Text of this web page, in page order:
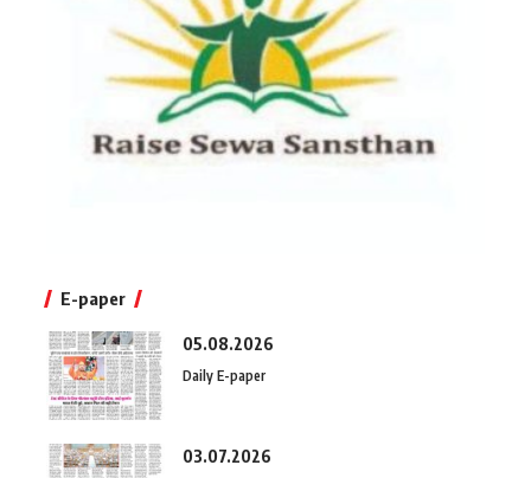
E-paper
05.08.2026
Daily E-paper
03.07.2026